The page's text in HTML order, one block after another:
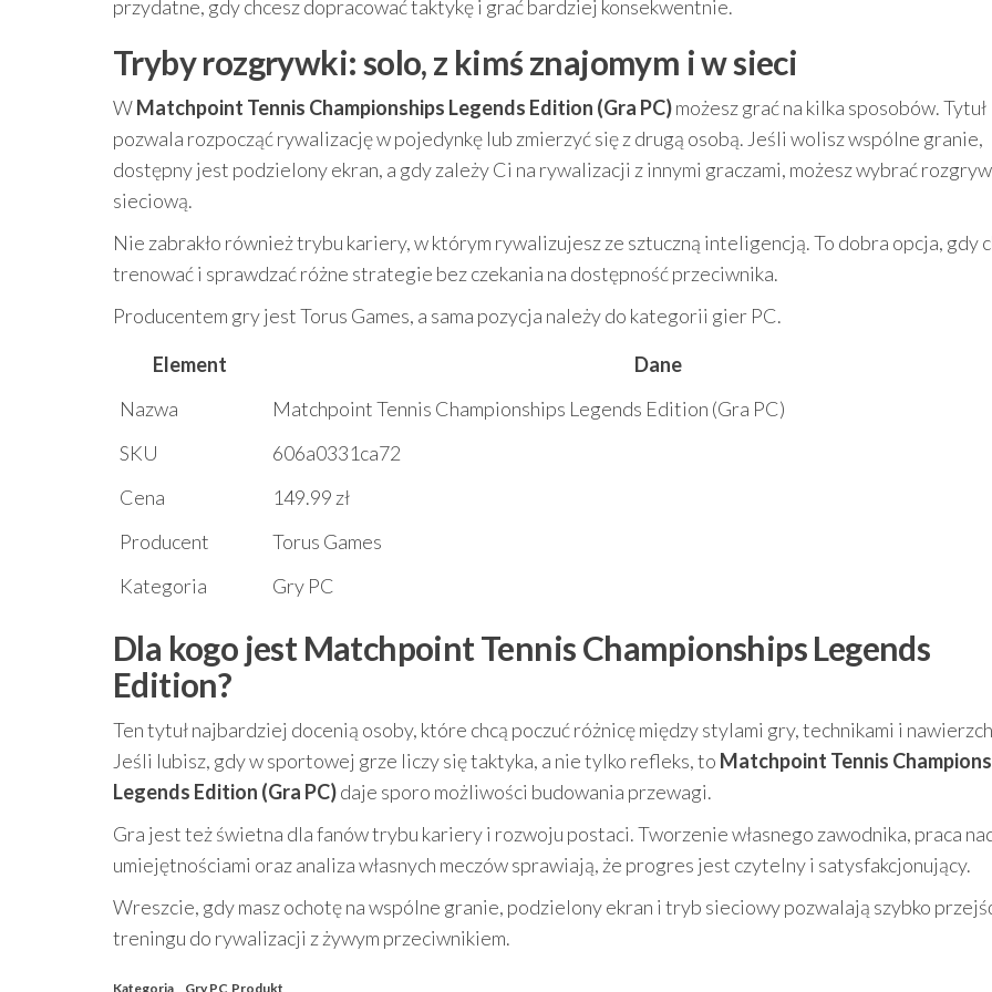
przydatne, gdy chcesz dopracować taktykę i grać bardziej konsekwentnie.
Tryby rozgrywki: solo, z kimś znajomym i w sieci
WMatchpoint Tennis Championships Legends Edition (Gra PC)możesz grać na kilka sposobów. Tytuł
pozwala rozpocząć rywalizację w pojedynkę lub zmierzyć się z drugą osobą. Jeśli wolisz wspólne granie,
dostępny jest podzielony ekran, a gdy zależy Ci na rywalizacji z innymi graczami, możesz wybrać
sieciową.
Nie zabrakło również trybu kariery, w którym rywalizujesz ze sztuczną inteligencją. To dobra opcja, gdy
trenować i sprawdzać różne strategie bez czekania na dostępność przeciwnika.
Producentem gry jest Torus Games, a sama pozycja należy do kategorii gier PC.
Element
Dane
Nazwa
Matchpoint Tennis Championships Legends Edition (Gra PC)
SKU
606a0331ca72
Cena
149.99 zł
Producent
Torus Games
Kategoria
Gry PC
Dla kogo jest Matchpoint Tennis Championships Legends
Edition?
Ten tytuł najbardziej docenią osoby, które chcą poczuć różnicę między stylami gry, technikami i
Jeśli lubisz, gdy w sportowej grze liczy się taktyka, a nie tylko refleks, to Matchpoint Tennis
Legends Edition (Gra PC)daje sporo możliwości budowania przewagi.
Gra jest też świetna dla fanów trybu kariery i rozwoju postaci. Tworzenie własnego zawodnika, praca
umiejętnościami oraz analiza własnych meczów sprawiają, że progres jest czytelny i satysfakcjonujący.
Wreszcie, gdy masz ochotę na wspólne granie, podzielony ekran i tryb sieciowy pozwalają szybko
treningu do rywalizacji z żywym przeciwnikiem.
Kategoria Gry PC Produkt